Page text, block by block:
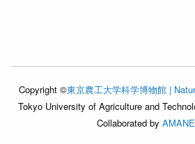
Copyright ©東京農工大学科学博物館 |
Tokyo University of Agriculture and
Collaborated by